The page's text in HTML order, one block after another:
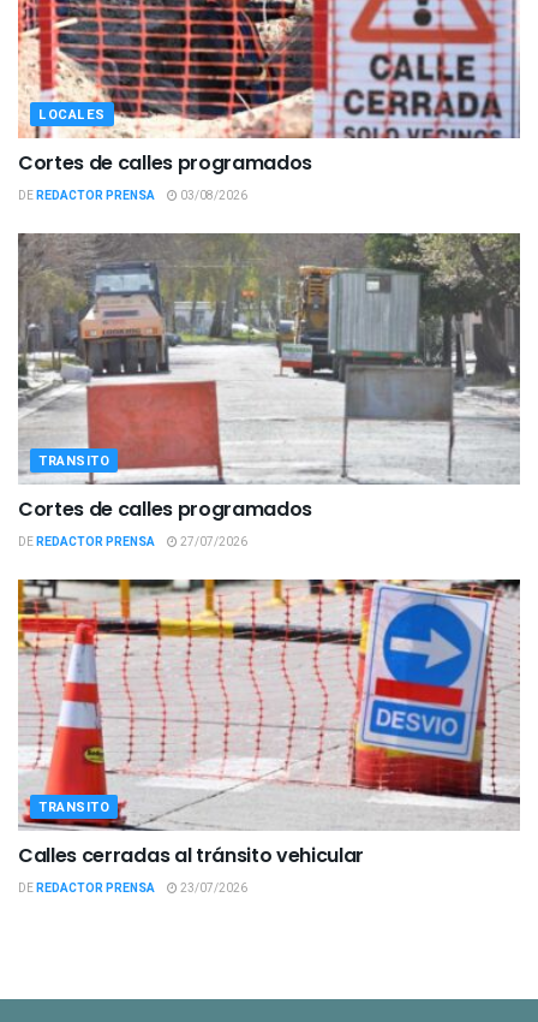
LOCALES
Cortes de calles programados
DEREDACTOR PRENSA 03/08/2026
TRANSITO
Cortes de calles programados
DEREDACTOR PRENSA 27/07/2026
TRANSITO
Calles cerradas al tránsito vehicular
DEREDACTOR PRENSA 23/07/2026